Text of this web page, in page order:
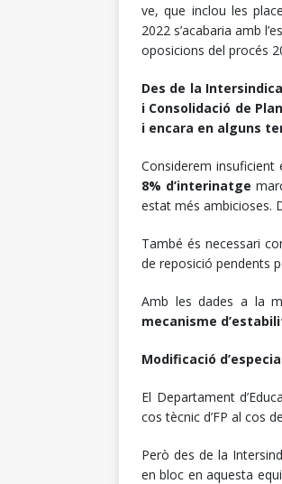
ve, que inclou les
2022 s’acabaria amb
oposicions del procés
Des de la
i Consolidació de
i encara en alguns
Considerem
8% d’interinatge
estat més ambicioses.
També és necessari
de reposició pendents
Amb les dades a la
mecanisme
Modificació
El Departament
cos tècnic d’FP al cos
Però des de la
en bloc en aquesta